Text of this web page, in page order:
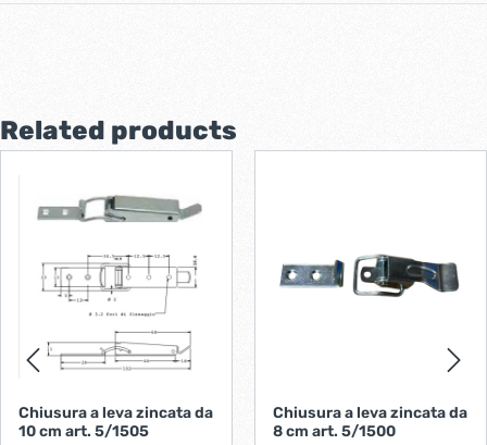
Related products
Chiusura a leva zincata da
10 cm art. 5/1505
Chiusura a leva zincata da
8 cm art. 5/1500